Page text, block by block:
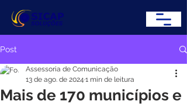
Post
Mais de 170 municípios e
Assessoria de Comunicação
13 de ago. de 2024 1 min de leitura